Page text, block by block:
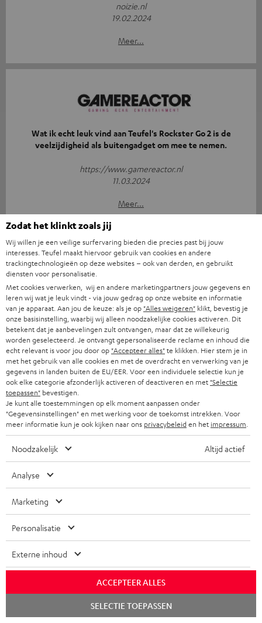
noizie.nl
19.02.2024
Meer...
Wat ik echt leuk vind aan Teufel's Rockster Go 2 is de
veelzijdigheid als buitengadget om mee te nemen.
https://www.gamereactor.nl
11.03.2024
Meer...
Zichtbaar en vooral hoorbaar verbeterd.
www.av-magazin.de
01.02.2024
Meer...
All-round eersteklas bluetooth-luidspreker met
verbazingwekkend geluid
Meer...
Een betrouwbare metgezel voor elke gelegenheid
Zodat het klinkt zoals jij
Wij willen je een veilige surfervaring bieden die precies past bij jouw
interesses. Teufel maakt hiervoor gebruik van cookies en andere
trackingtechnologieën op deze websites – ook van derden, en gebruikt
diensten voor personalisatie.
Met cookies verwerken, wij en andere marketingpartners jouw gegevens en
leren wij wat je leuk vindt - via jouw gedrag op onze website en informatie
van je apparaat. Aan jou de keuze: als je op "Alles weigeren" klikt, bevestig je
onze basisinstelling, waarbij wij alleen noodzakelijke cookies activeren. Dit
betekent dat je aanbevelingen zult ontvangen, maar dat ze willekeurig
worden geselecteerd. Je ontvangt gepersonaliseerde reclame en inhoud die
echt relevant is voor jou door op "Accepteer alles"te klikken. Hier stem je in
met het gebruik van alle cookies en met de overdracht en verwerking van je
gegevens in landen buiten de EU/EER. Voor een individuele selectie kun je
ook elke categorie afzonderlijk activeren of deactiveren en met "Selectie
toepassen" bevestigen.
Je kunt alle toestemmingen op elk moment aanpassen onder
"Gegevensinstellingen" en met werking voor de toekomst intrekken. Voor
meer informatie kun je ook kijken naar ons privacybeleiden het impressum
Noodzakelijk Altijd actief
Analyse
Marketing
Personalisatie
Externe inhoud
ACCEPTEER ALLES
SELECTIE TOEPASSEN